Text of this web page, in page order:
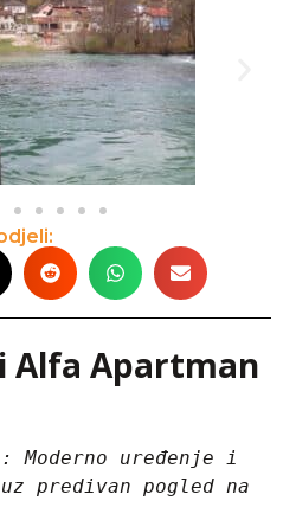
Alfa Apartman
: Moderno uređenje i
predivan pogled na